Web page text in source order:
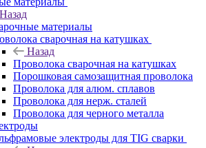
Назад
материалы
сварочная на катушках
Назад
Проволока сварочная на катушках
Порошковая самозащитная проволока
Проволока для алюм. сплавов
Проволока для нерж. сталей
Проволока для черного металла
электроды для TIG сварки